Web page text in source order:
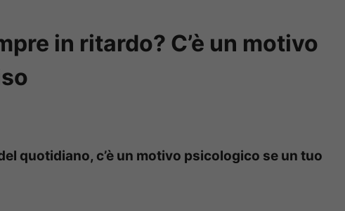
in ritardo? C’è un motivo
quotidiano, c’è un motivo psicologico se un tuo